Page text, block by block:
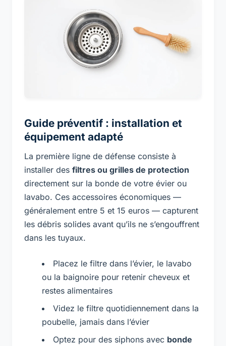
Guide préventif : installation et
équipement adapté
La première ligne de défense consiste à
installer des filtres ou grilles de protection
directement sur la bonde de votre évier ou
lavabo. Ces accessoires économiques —
généralement entre 5 et 15 euros — capturent
les débris solides avant qu’ils ne s’engouffrent
dans les tuyaux.
Placez le filtre dans l’évier, le lavabo
ou la baignoire pour retenir cheveux et
restes alimentaires
Videz le filtre quotidiennement dans la
poubelle, jamais dans l’évier
Optez pour des siphons avec bonde